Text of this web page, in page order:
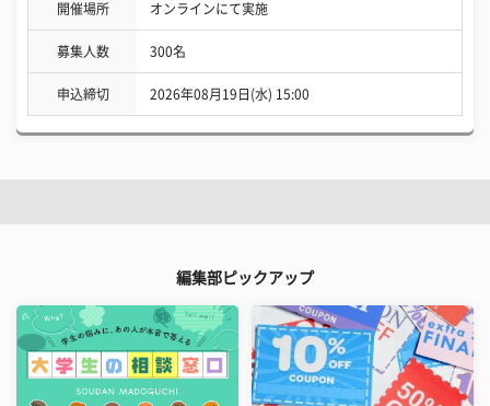
開催場所 オンラインにて実施
募集人数 300名
申込締切 2026年08月19日(水) 15:00
編集部ピックアップ